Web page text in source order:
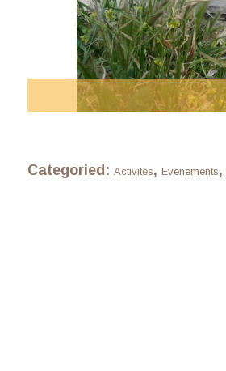
Categoried: Activités, Evénements,